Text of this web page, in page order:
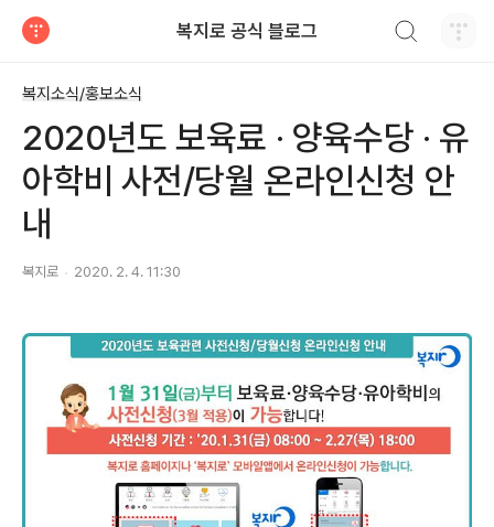
복지로 공식 블로그
복지소식/홍보소식
2020년도 보육료 · 양육수당 · 유
아학비 사전/당월 온라인신청 안
내
복지로 2020. 2. 4. 11:30